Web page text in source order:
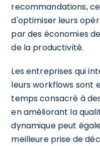
recommandations,
d'optimiser leurs
par des économies
de la productivité.
Les entreprises qui
leurs workflows sont
temps consacré à
en améliorant la
dynamique peut
meilleure prise de